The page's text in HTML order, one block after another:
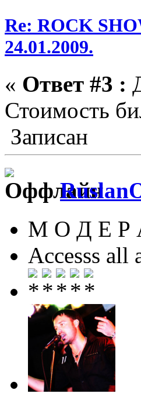
Re: ROCK
24.01.2009.
« Ответ #3 :
Стоимость
Записан
М О Д Е Р
Accesss all